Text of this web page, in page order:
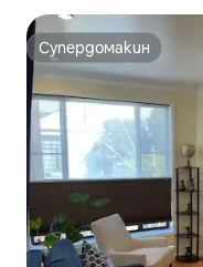
Супердомакин
Супердомакин